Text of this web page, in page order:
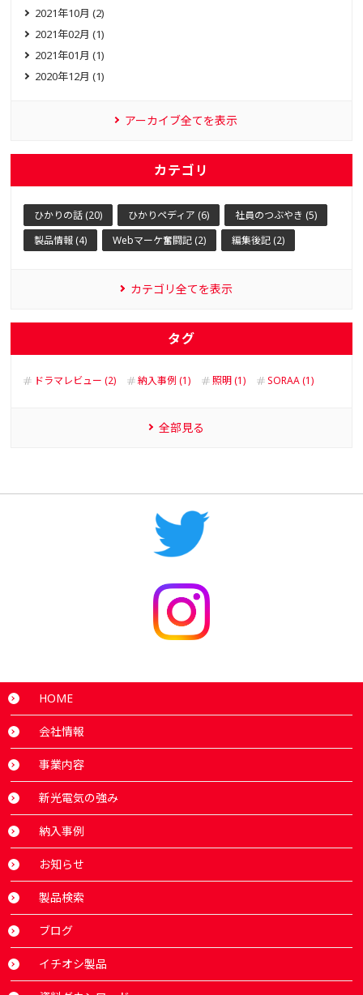
2021年10月 (2)
2021年02月 (1)
2021年01月 (1)
2020年12月 (1)
アーカイブ全てを表示
カテゴリ
ひかりの話 (20) ひかりペディア (6)
社員のつぶやき (5)
製品情報 (4)
Webマーケ奮闘記 (2) 編集後記 (2)
カテゴリ全てを表示
タグ
ドラマレビュー (2) 納入事例 (1) 照明 (1) SORAA (1)
全部見る
HOME
会社情報
事業内容
新光電気の強み
納入事例
お知らせ
製品検索
ブログ
イチオシ製品